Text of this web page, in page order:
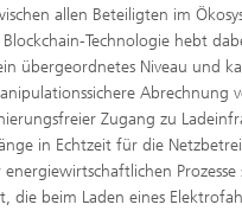
allen Beteiligten im
Technologie hebt
übergeordnetes Niveau und
Abrechnung
Zugang zu
in Echtzeit für die
die beim Laden eines